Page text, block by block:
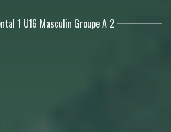
1 U16 Masculin Groupe A 2